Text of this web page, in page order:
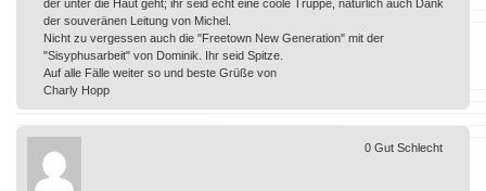
der unter die Haut geht; ihr seid echt eine coole Truppe, natürlich auch Dank
der souveränen Leitung von Michel.
Nicht zu vergessen auch die "Freetown New Generation" mit der
"Sisyphusarbeit" von Dominik. Ihr seid Spitze.
Auf alle Fälle weiter so und beste Grüße von
Charly Hopp
0 Gut Schlecht